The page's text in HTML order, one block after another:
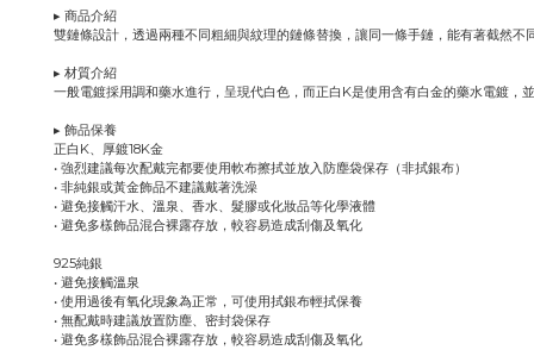
▸ 商品介紹
雙鏈條設計，透過兩種不同粗細與紋理的鏈條替換，讓同一條手鏈，能有著截然不
▸ 材質介紹
一般電鍍採用調和藥水進行，呈現代白色，而正白K是使用含有白金的藥水電鍍，
▸ 飾品保養
正白K、厚鍍18K金
• 強烈建議每次配戴完都要使用軟布擦拭並放入防塵袋保存（非拭銀布）
• 非純銀或黃金飾品不建議戴著洗澡
• 避免接觸汗水、溫泉、香水、髮膠或化妝品等化學液體
• 避免多樣飾品混合裸露存放，較容易造成刮傷及氧化
925純銀
• 避免接觸溫泉
• 使用過後有氧化現象為正常，可使用拭銀布輕拭保養
• 無配戴時建議放置防塵、密封袋保存
• 避免多樣飾品混合裸露存放，較容易造成刮傷及氧化